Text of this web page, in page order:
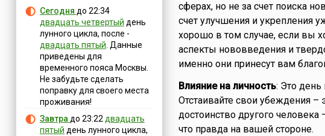
Сегодня до 22:34
двадцать четвертый день
лунного цикла, после -
двадцать пятый . Данные
приведены для
временного пояса Москвы.
Не забудьте сделать
поправку для своего места
проживания!
Завтра до 23:22 двадцать
пятый день лунного цикла,
сферах, но не за счет поиска
счет улучшения и укрепления
хорошо в том случае, если вы
аспекты нововведения и
именно они принесут вам
Влияние на личность: Это
Отстаивайте свои убеждения –
достоинство другого
что правда на вашей стороне.